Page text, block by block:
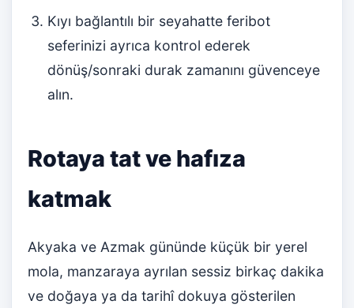
Kıyı bağlantılı bir seyahatte feribot
seferinizi ayrıca kontrol ederek
dönüş/sonraki durak zamanını güvenceye
alın.
Rotaya tat ve hafıza
katmak
Akyaka ve Azmak gününde küçük bir yerel
mola, manzaraya ayrılan sessiz birkaç dakika
ve doğaya ya da tarihî dokuya gösterilen